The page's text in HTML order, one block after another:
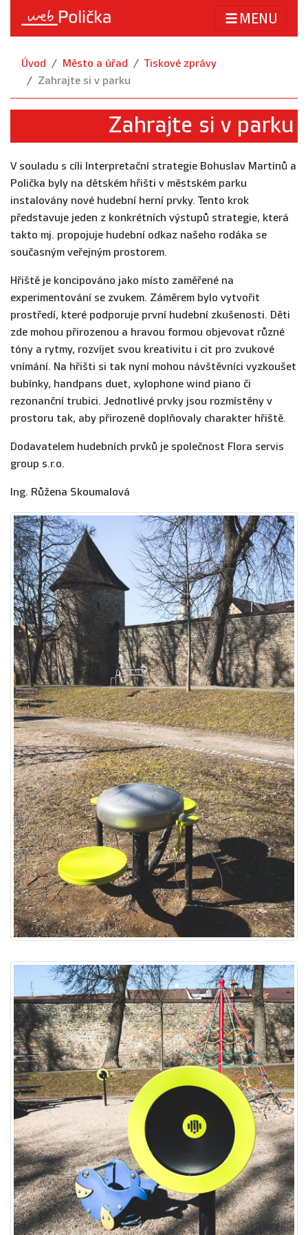
MENU
Úvod Město a úřad
Tiskové zprávy
Zahrajte si v parku
Zahrajte si v parku
V souladu s cíli Interpretační strategie Bohuslav Martinů a
Polička byly na dětském hřišti v městském parku
instalovány nové hudební herní prvky. Tento krok
představuje jeden z konkrétních výstupů strategie, která
takto mj. propojuje hudební odkaz našeho rodáka se
současným veřejným prostorem.
Hřiště je koncipováno jako místo zaměřené na
experimentování se zvukem. Záměrem bylo vytvořit
prostředí, které podporuje první hudební zkušenosti. Děti
zde mohou přirozenou a hravou formou objevovat různé
tóny a rytmy, rozvíjet svou kreativitu i cit pro zvukové
vnímání. Na hřišti si tak nyní mohou návštěvníci vyzkoušet
bubínky, handpans duet, xylophone wind piano či
rezonanční trubici. Jednotlivé prvky jsou rozmístěny v
prostoru tak, aby přirozeně doplňovaly charakter hřiště.
Dodavatelem hudebních prvků je společnost Flora servis
group s.r.o.
Ing. Růžena Skoumalová